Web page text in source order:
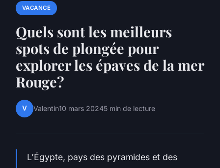
VACANCE
Quels sont les meilleurs
spots de plongée pour
explorer les épaves de la mer
Rouge?
V Valentin10 mars 20245 min de lecture
L’Égypte, pays des pyramides et des